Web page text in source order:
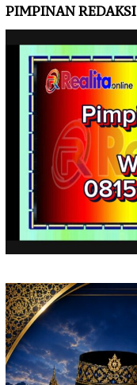
PIMPINAN REDAKSI